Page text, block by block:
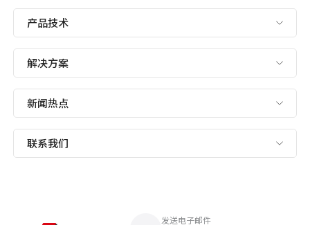
产品技术
解决方案
新闻热点
联系我们
发送电子邮件